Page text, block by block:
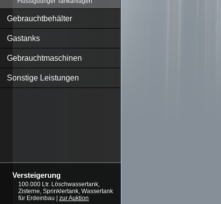
Gebrauchtbehälter
Gastanks
Gebrauchtmaschinen
Sonstige Leistungen
Versteigerung
100.000 Ltr. Löschwassertank,
Zisterne, Sprinklertank, Wassertank
für Erdeinbau | zur Auktion